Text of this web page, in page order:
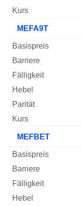
MEFA9T
MEFBET